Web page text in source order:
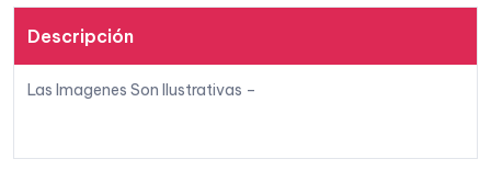
Descripción
Las Imagenes Son Ilustrativas –